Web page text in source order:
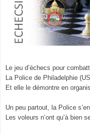
Le jeu d’échecs pour
La Police de Philadelphie
Et elle le démontre en
Un peu partout, la Police
Les voleurs n’ont qu’à bien